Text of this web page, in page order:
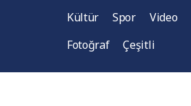
Kültür
Spor
Video
Fotoğraf
Çeşitli